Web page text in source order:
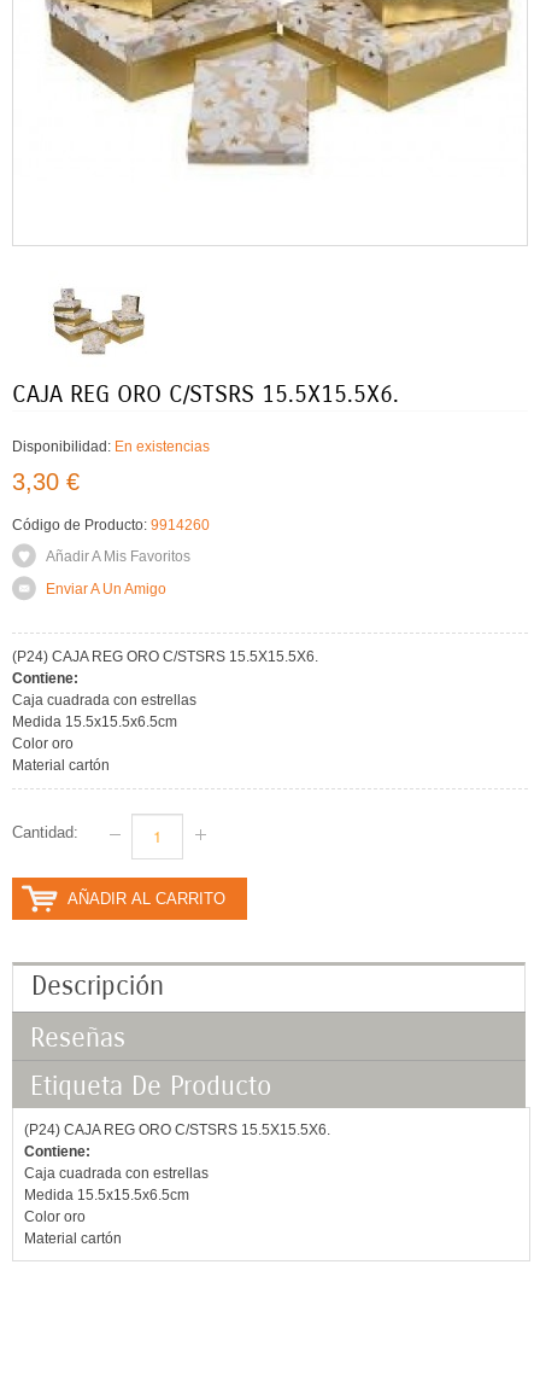
CAJA REG ORO C/STSRS 15.5X15.5X6.
Disponibilidad: En existencias
3,30 €
Código de Producto: 9914260
Añadir A Mis Favoritos
Enviar A Un Amigo
(P24) CAJA REG ORO C/STSRS 15.5X15.5X6.
Contiene:
Caja cuadrada con estrellas
Medida 15.5x15.5x6.5cm
Color oro
Material cartón
Cantidad:
AÑADIR AL CARRITO
Descripción
Reseñas
Etiqueta De Producto
(P24) CAJA REG ORO C/STSRS 15.5X15.5X6.
Contiene:
Caja cuadrada con estrellas
Medida 15.5x15.5x6.5cm
Color oro
Material cartón